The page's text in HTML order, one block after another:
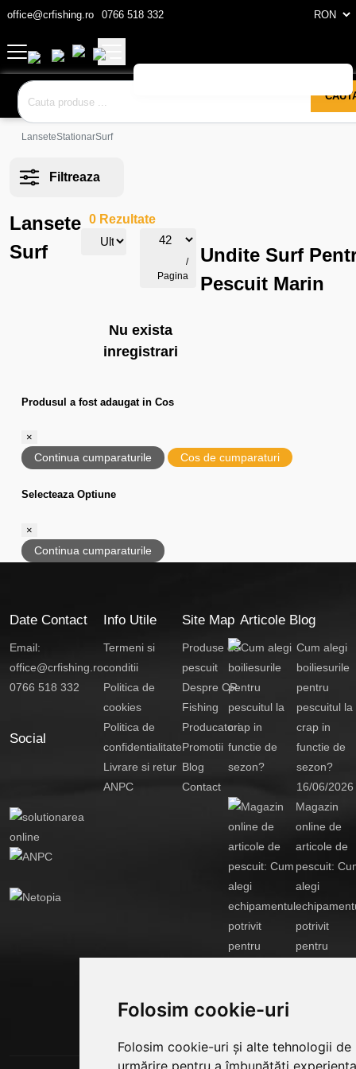
Folosim cookie-uri
Folosim cookie-uri și alte tehnologii de
urmărire pentru a îmbunătăți
office@crfishing.ro 0766 518 332
LanseteStationarSurf
Filtreaza
Lansete
Surf
0 Rezultate
/
Pagina
Nu exista
inregistrari
Undite Surf
Pescuit Marin
Produsul a fost adaugat in Cos
×
Continua cumparaturile Cos de cumparaturi
Selecteaza Optiune
×
Continua cumparaturile
Date Contact
Email:
office@crfishing.ro
0766 518 332
Social
Info Utile
Termeni si
conditii
Politica de
cookies
Politica de
confidentialitate
Livrare si retur
ANPC
Site Map
Produse de
pescuit
Despre CR
Fishing
Producatori
Promotii
Blog
Contact
Articole Blog
Cum alegi
boiliesurile
pentru
pescuitul la
crap in
functie de
sezon?
16/06/2026
Magazin
online de
articole de
pescuit:
alegi
potrivit
pentru